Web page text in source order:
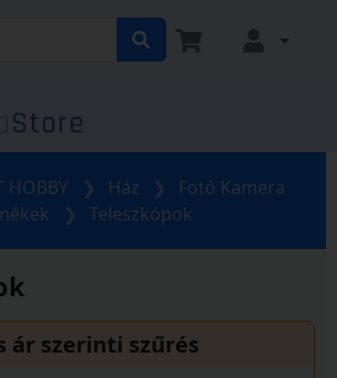
HOBBY Ház
Fotó Kamera
Teleszkópok
ár szerinti szűrés